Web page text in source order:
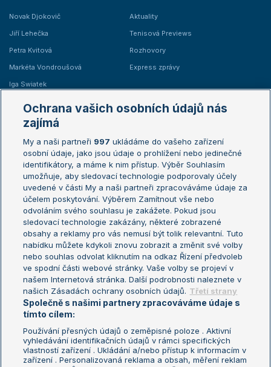
Novak Djokovič
Jiří Lehečka
Petra Kvitová
Markéta Vondroušová
Iga Swiatek
Aktuality
Tenisová Previews
Rozhovory
Express zprávy
Žebříčky
Žebříček ATP (muži)
Žebříček WTA (ženy)
Sázkařský žebříček
Australian Open
French Open
Wimbledon
US Open
Turnaj mistrů
Turnaj mistryň
Aktualní trendy
Fotbalové přestupy
Livesport Daily
LS Prague Open
Podmínky užití
Nastavení soukromí
GDPR a žurnalistika
Reklama
Ochrana vašich osobních údajů nás
zajímá
My a naši partneři 997 ukládáme do vašeho zařízení
osobní údaje, jako jsou údaje o prohlížení nebo jedinečné
identifikátory, a máme k nim přístup. Výběr Souhlasím
umožňuje, aby sledovací technologie podporovaly účely
uvedené v části My a naši partneři zpracováváme údaje za
účelem poskytování. Výběrem Zamítnout vše nebo
odvoláním svého souhlasu je zakážete. Pokud jsou
sledovací technologie zakázány, některé zobrazené
obsahy a reklamy pro vás nemusí být tolik relevantní. Tuto
nabídku můžete kdykoli znovu zobrazit a změnit své volby
nebo souhlas odvolat kliknutím na odkaz Řízení předvoleb
ve spodní části webové stránky. Vaše volby se projeví v
našem Internetová stránka. Další podrobnosti naleznete v
našich Zásadách ochrany osobních údajů. Třetí strany
Společně s našimi partnery zpracováváme údaje s
tímto cílem:
Používání přesných údajů o zeměpisné poloze . Aktivní
vyhledávání identifikačních údajů v rámci specifických
vlastností zařízení . Ukládání a/nebo přístup k informacím v
zařízení . Personalizovaná reklama a obsah, měření reklam